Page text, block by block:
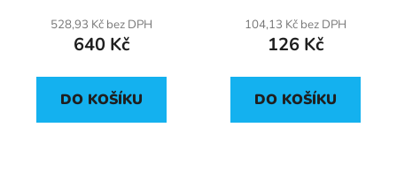
528,93 Kč bez DPH
640 Kč
DO KOŠÍKU
104,13 Kč bez DPH
126 Kč
DO KOŠÍKU